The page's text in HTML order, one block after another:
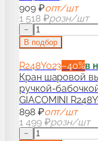
909 ₽опт/шт
1 518 ₽розн/шт
−
В подбор
R248Y023−40%в
Кран шаровой
ручкой-
GIACOMINI
898 ₽опт/шт
1 499 ₽розн/шт
−
гарнитуры для
и